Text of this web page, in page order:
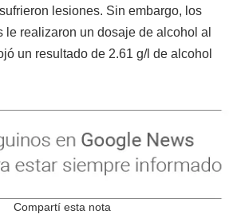
lesiones. Sin embargo, los
le realizaron un dosaje de alcohol al
un resultado de 2.61 g/l de alcohol